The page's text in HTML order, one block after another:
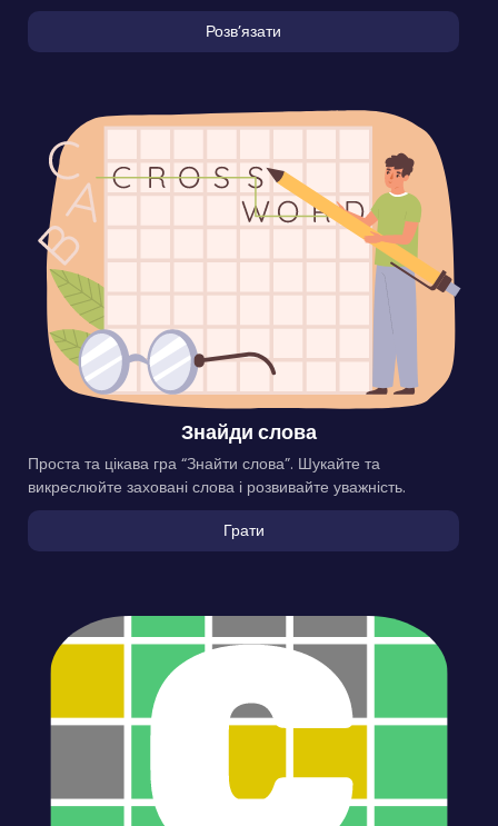
Розвʼязати
Знайди слова
Проста та цікава гра “Знайти слова”. Шукайте та
викреслюйте заховані слова і розвивайте уважність.
Грати